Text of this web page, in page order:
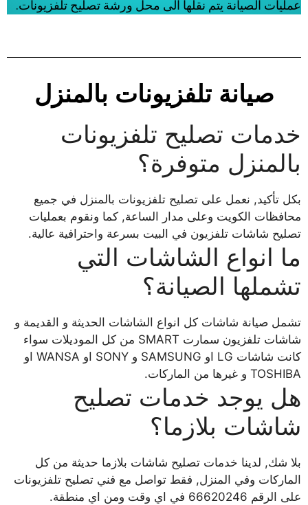
عمليات الصيانة يتم نقلها الى محل ورشة تصليح تلفزيونات.
صيانة تلفزيونات بالمنزل
خدمات تصليح تلفزيونات
بالمنزل متوفرة؟
بكل تأكيد, نعمل على تصليح تلفزيونات بالمنزل في جميع
محافظات الكويت وعلى مدار الساعة, كما ونقوم بعمليات
تصليح شاشات تلفزيون في البيت بسرعة واحترافية عالية.
ما انواع الشاشات التي
تشملها الصيانة؟
تشمل صيانة شاشات كل انواع الشاشات الحديثة و القديمة و
شاشات تلفزيون سمارت SMART من كل الموديلات سواء
كانت شاشات LG او SAMSUNG و SONY او WANSA او
TOSHIBA و غيرها من الماركات.
هل يوجد خدمات تصليح
شاشات بلازما؟
بلا شك, لدينا خدمات تصليح شاشات بلازما حديثة من كل
الماركات وفي المنزل, فقط تواصل مع فني تصليح تلفزيونات
على الرقم 66620246 في اي وقت ومن اي منطقة.